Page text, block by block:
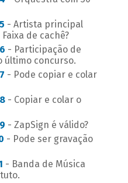
- Artista principal
de cachê?
- Participação de
último concurso.
- Pode copiar e colar
- Copiar e colar o
- ZapSign é válido?
- Pode ser gravação
- Banda de Música